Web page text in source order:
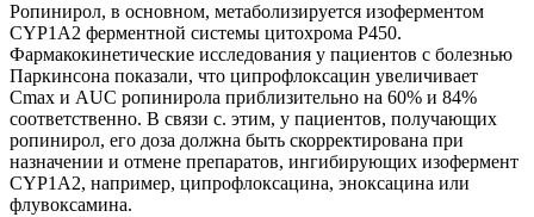
Ропинирол, в основном, метаболизируется изоферментом
CYP1A2 ферментной системы цитохрома Р450.
Фармакокинетические исследования у пациентов с болезнью
Паркинсона показали, что ципрофлоксацин увеличивает
Сmax и AUC ропинирола приблизительно на 60% и 84%
соответственно. В связи с. этим, у пациентов, получающих
ропинирол, его доза должна быть скорректирована при
назначении и отмене препаратов, ингибирующих изофермент
CYP1A2, например, ципрофлоксацина, эноксацина или
флувоксамина.